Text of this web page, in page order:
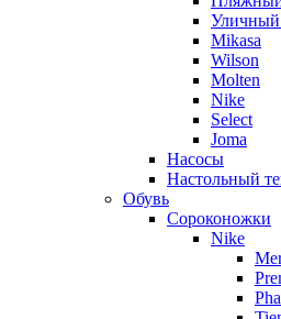
Уличный
Mikasa
Wilson
Molten
Nike
Select
Joma
Насосы
Настольный
Обувь
Сороконожки
Nike